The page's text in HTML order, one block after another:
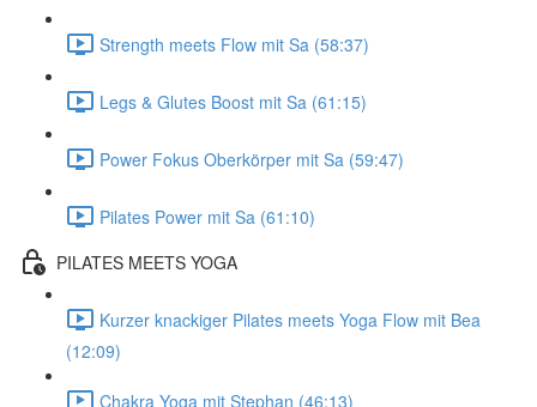
Strength meets Flow mit Sa (58:37)
Legs & Glutes Boost mit Sa (61:15)
Power Fokus Oberkörper mit Sa (59:47)
Pilates Power mit Sa (61:10)
PILATES MEETS YOGA
Kurzer knackiger Pilates meets Yoga Flow mit Bea
(12:09)
Chakra Yoga mit Stephan (46:13)